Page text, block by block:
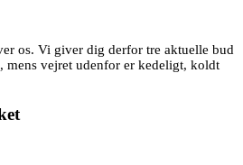
os. Vi giver dig derfor tre aktuelle bud
vejret udenfor er kedeligt, koldt